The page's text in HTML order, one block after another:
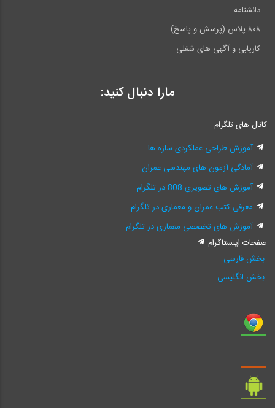
دانشنامه
۸۰۸ پلاس (پرسش و پاسخ)
کاریابی و آگهی های شغلی
مارا دنبال کنید:
کانال های تلگرام
آموزش طراحی عملکردی سازه ها
آمادگی آزمون های مهندسی عمران
آموزش های تصویری 808 در تلگرام
معرفی کتب عمران و معماری در تلگرام
آموزش های تخصصی معماری در تلگرام
صفحات اینستاگرام
بخش فارسی
بخش انگلیسی